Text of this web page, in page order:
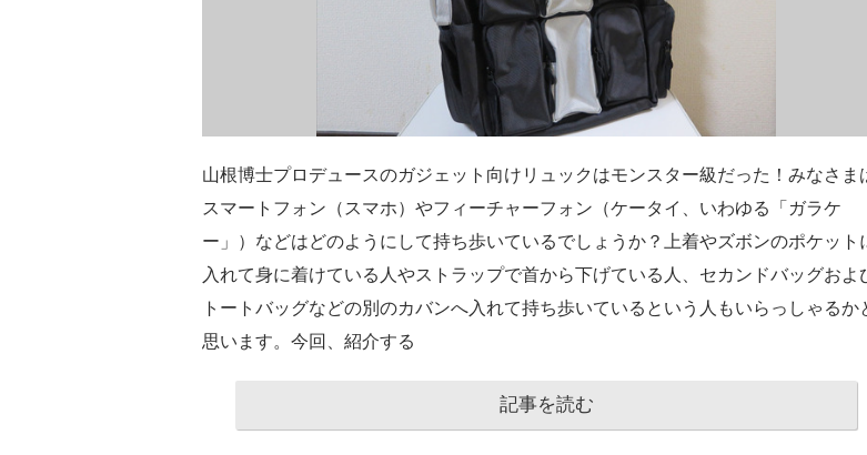
山根博士プロデュースのガジェット向けリュックはモンスター級だった！みなさま
スマートフォン（スマホ）やフィーチャーフォン（ケータイ、いわゆる「ガラケ
ー」）などはどのようにして持ち歩いているでしょうか？上着やズボンのポケット
入れて身に着けている人やストラップで首から下げている人、セカンドバッグおよ
トートバッグなどの別のカバンへ入れて持ち歩いているという人もいらっしゃるか
思います。今回、紹介する
記事を読む